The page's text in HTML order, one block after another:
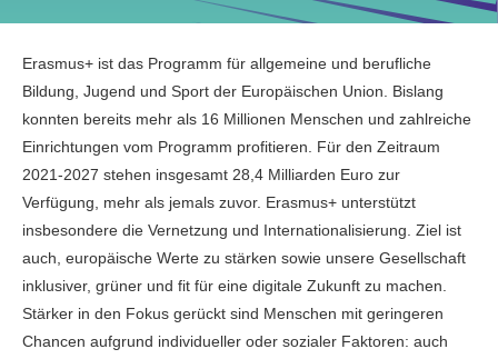
Erasmus+ ist das Programm für allgemeine und berufliche
Bildung, Jugend und Sport der Europäischen Union. Bislang
konnten bereits mehr als 16 Millionen Menschen und zahlreiche
Einrichtungen vom Programm profitieren. Für den Zeitraum
2021-2027 stehen insgesamt 28,4 Milliarden Euro zur
Verfügung, mehr als jemals zuvor. Erasmus+ unterstützt
insbesondere die Vernetzung und Internationalisierung. Ziel ist
auch, europäische Werte zu stärken sowie unsere Gesellschaft
inklusiver, grüner und fit für eine digitale Zukunft zu machen.
Stärker in den Fokus gerückt sind Menschen mit geringeren
Chancen aufgrund individueller oder sozialer Faktoren: auch